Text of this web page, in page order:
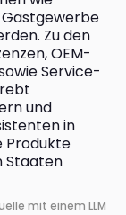
Zu den
OEM-
Service-
und
in
Produkte
Staaten
mit einem LLM